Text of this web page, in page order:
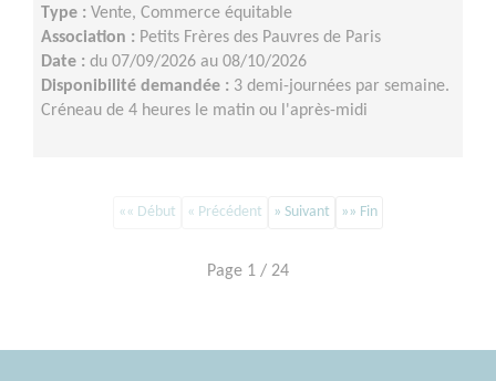
Type : Vente, Commerce équitable
Association : Petits Frères des Pauvres de Paris
Date : du 07/09/2026 au 08/10/2026
Disponibilité demandée : 3 demi-journées par semaine.
Créneau de 4 heures le matin ou l'après-midi
«« Début « Précédent » Suivant »» Fin
Page 1 / 24